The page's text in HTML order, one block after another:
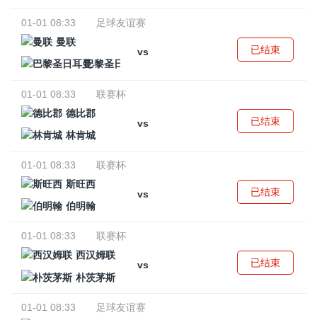
01-01 08:33
足球友谊赛
曼联
vs
巴黎圣日耳曼
已结束
01-01 08:33
联赛杯
德比郡
vs
林肯城
已结束
01-01 08:33
联赛杯
斯旺西
vs
伯明翰
已结束
01-01 08:33
联赛杯
西汉姆联
vs
朴茨茅斯
已结束
01-01 08:33
足球友谊赛